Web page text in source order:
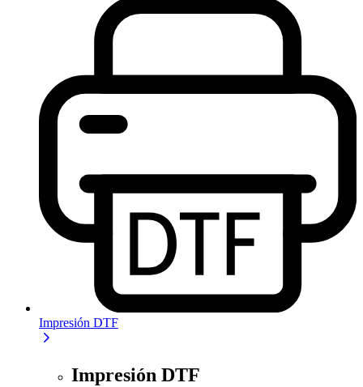
Impresión DTF
Impresión DTF